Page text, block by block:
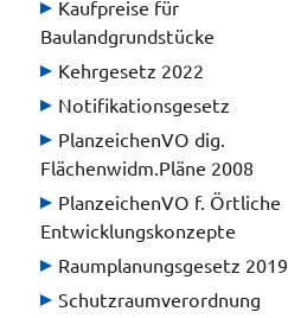
Kaufpreise für
Baulandgrundstücke
Kehrgesetz 2022
Notifikationsgesetz
PlanzeichenVO dig.
Flächenwidm.Pläne 2008
PlanzeichenVO f. Örtliche
Entwicklungskonzepte
Raumplanungsgesetz 2019
Schutzraumverordnung
LGBl. Nr. 86/2023
Abkürzung:
-
Typ:
Inkrafttreten: